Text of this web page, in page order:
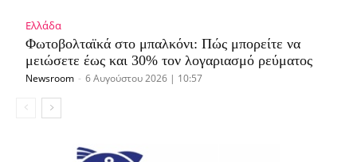
Ελλάδα
Φωτοβολταϊκά στο μπαλκόνι: Πώς μπορείτε να
μειώσετε έως και 30% τον λογαριασμό ρεύματος
Newsroom - 6 Αυγούστου 2026 | 10:57